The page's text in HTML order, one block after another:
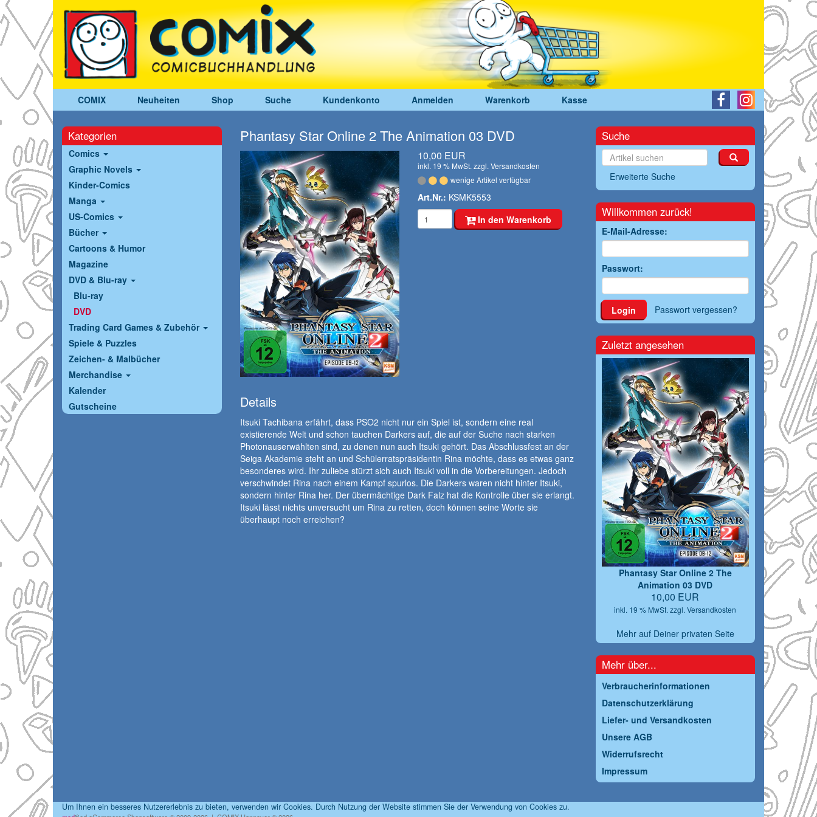
COMIX Neuheiten Shop Suche Kundenkonto Anmelden Warenkorb Kasse
Kategorien
Comics
Graphic Novels
Kinder-Comics
Manga
US-Comics
Bücher
Cartoons & Humor
Magazine
DVD & Blu-ray
Blu-ray
DVD
Trading Card Games & Zubehör
Spiele & Puzzles
Zeichen- & Malbücher
Merchandise
Kalender
Gutscheine
Phantasy Star Online 2 The Animation 03 DVD
10,00 EUR
inkl. 19 % MwSt. zzgl. Versandkosten
wenige Artikel verfügbar
Art.Nr.: KSMK5553
In den Warenkorb
Details
Itsuki Tachibana erfährt, dass PSO2 nicht nur ein Spiel ist, sondern eine real
existierende Welt und schon tauchen Darkers auf, die auf der Suche nach starken
Photonauserwählten sind, zu denen nun auch Itsuki gehört. Das Abschlussfest an der
Seiga Akademie steht an und Schülerratspräsidentin Rina möchte, dass es etwas ganz
besonderes wird. Ihr zuliebe stürzt sich auch Itsuki voll in die Vorbereitungen. Jedoch
verschwindet Rina nach einem Kampf spurlos. Die Darkers waren nicht hinter Itsuki,
sondern hinter Rina her. Der übermächtige Dark Falz hat die Kontrolle über sie erlangt.
Itsuki lässt nichts unversucht um Rina zu retten, doch können seine Worte sie
überhaupt noch erreichen?
Suche
Erweiterte Suche
Willkommen zurück!
E-Mail-Adresse:
Passwort:
Login Passwort vergessen?
Zuletzt angesehen
Phantasy Star Online 2 The
Animation 03 DVD
10,00 EUR
inkl. 19 % MwSt. zzgl.Versandkosten
Mehr auf Deiner privaten Seite
Mehr über...
Verbraucherinformationen
Datenschutzerklärung
Liefer- und Versandkosten
Unsere AGB
Widerrufsrecht
Impressum
Um Ihnen ein besseres Nutzererlebnis zu bieten, verwenden wir Cookies. Durch Nutzung der Website stimmen Sie der Verwendung von Cookies zu.